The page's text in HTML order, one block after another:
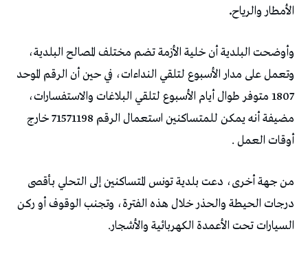
الأمطار والرياح.
وأوضحت البلدية أن خلية الأزمة تضم مختلف المصالح البلدية،
وتعمل على مدار الأسبوع لتلقي النداءات، في حين أن الرقم الموحد
1807 متوفر طوال أيام الأسبوع لتلقي البلاغات والاستفسارات،
مضيفة أنه يمكن للمتساكنين استعمال الرقم 71571198 خارج
أوقات العمل .
من جهة أخرى، دعت بلدية تونس المتساكنين إلى التحلي بأقصى
درجات الحيطة والحذر خلال هذه الفترة، وتجنب الوقوف أو ركن
السيارات تحت الأعمدة الكهربائية والأشجار.